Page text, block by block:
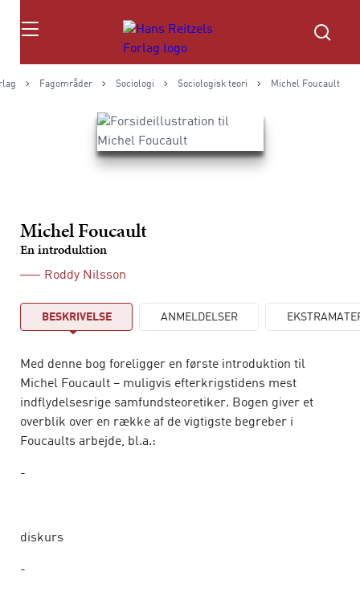
Søg
Fagområder Sociologi Sociologisk teori Michel Foucault
Michel Foucault
En introduktion
Roddy Nilsson
BESKRIVELSE ANMELDELSER
Med denne bog foreligger en første introduktion til
Michel Foucault – muligvis efterkrigstidens mest
indflydelsesrige samfundsteoretiker. Bogen giver et
overblik over en række af de vigtigste begreber i
Foucaults arbejde, bl.a.:
-
diskurs
-